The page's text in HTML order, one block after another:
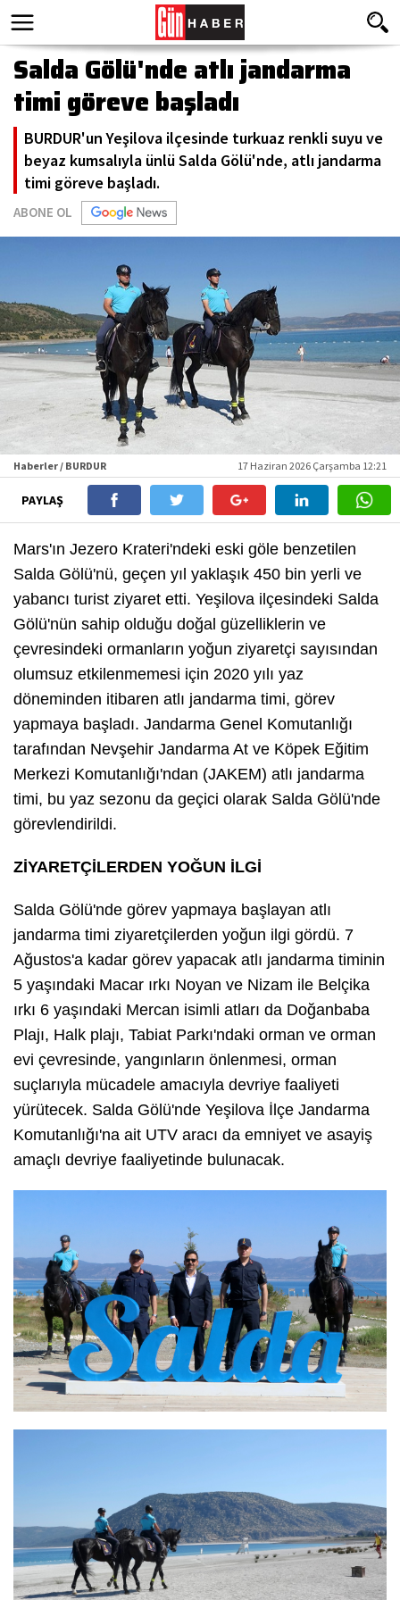
Salda Gölü'nde atlı jandarma
timi göreve başladı
BURDUR'un Yeşilova ilçesinde turkuaz renkli suyu ve
beyaz kumsalıyla ünlü Salda Gölü'nde, atlı jandarma
timi göreve başladı.
ABONE OL
Haberler / BURDUR 17 Haziran 2026 Çarşamba 12:21
PAYLAŞ
Mars'ın Jezero Krateri'ndeki eski göle benzetilen
Salda Gölü'nü, geçen yıl yaklaşık 450 bin yerli ve
yabancı turist ziyaret etti. Yeşilova ilçesindeki Salda
Gölü'nün sahip olduğu doğal güzelliklerin ve
çevresindeki ormanların yoğun ziyaretçi sayısından
olumsuz etkilenmemesi için 2020 yılı yaz
döneminden itibaren atlı jandarma timi, görev
yapmaya başladı. Jandarma Genel Komutanlığı
tarafından Nevşehir Jandarma At ve Köpek Eğitim
Merkezi Komutanlığı'ndan (JAKEM) atlı jandarma
timi, bu yaz sezonu da geçici olarak Salda Gölü'nde
görevlendirildi.
ZİYARETÇİLERDEN YOĞUN İLGİ
Salda Gölü'nde görev yapmaya başlayan atlı
jandarma timi ziyaretçilerden yoğun ilgi gördü. 7
Ağustos'a kadar görev yapacak atlı jandarma timinin
5 yaşındaki Macar ırkı Noyan ve Nizam ile Belçika
ırkı 6 yaşındaki Mercan isimli atları da Doğanbaba
Plajı, Halk plajı, Tabiat Parkı'ndaki orman ve orman
evi çevresinde, yangınların önlenmesi, orman
suçlarıyla mücadele amacıyla devriye faaliyeti
yürütecek. Salda Gölü'nde Yeşilova İlçe Jandarma
Komutanlığı'na ait UTV aracı da emniyet ve asayiş
amaçlı devriye faaliyetinde bulunacak.